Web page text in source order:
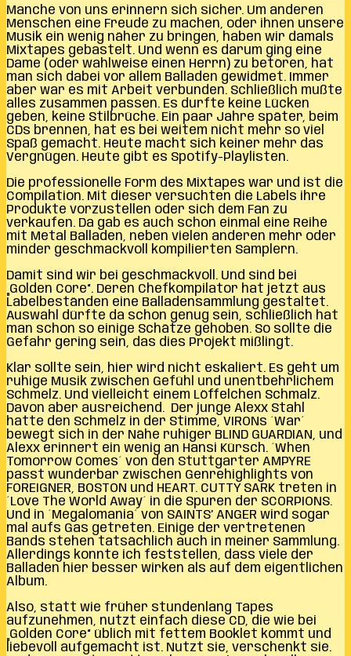
Manche von uns erinnern sich sicher. Um anderen
Menschen eine Freude zu machen, oder ihnen unsere
Musik ein wenig näher zu bringen, haben wir damals
Mixtapes gebastelt. Und wenn es darum ging eine
Dame (oder wahlweise einen Herrn) zu betören, hat
man sich dabei vor allem Balladen gewidmet. Immer
aber war es mit Arbeit verbunden. Schließlich mußte
alles zusammen passen. Es durfte keine Lücken
geben, keine Stilbrüche. Ein paar Jahre später, beim
CDs brennen, hat es bei weitem nicht mehr so viel
Spaß gemacht. Heute macht sich keiner mehr das
Vergnügen. Heute gibt es Spotify-Playlisten.
Die professionelle Form des Mixtapes war und ist die
Compilation. Mit dieser versuchten die Labels ihre
Produkte vorzustellen oder sich dem Fan zu
verkaufen. Da gab es auch schon einmal eine Reihe
mit Metal Balladen, neben vielen anderen mehr oder
minder geschmackvoll kompilierten Samplern.
Damit sind wir bei geschmackvoll. Und sind bei
„Golden Core“. Deren Chefkompilator hat jetzt aus
Labelbeständen eine Balladensammlung gestaltet.
Auswahl dürfte da schon genug sein, schließlich hat
man schon so einige Schätze gehoben. So sollte die
Gefahr gering sein, das dies Projekt mißlingt.
Klar sollte sein, hier wird nicht eskaliert. Es geht um
ruhige Musik zwischen Gefühl und unentbehrlichem
Schmelz. Und vielleicht einem Löffelchen Schmalz.
Davon aber ausreichend. Der junge Alexx Stahl
hatte den Schmelz in der Stimme, VIRONs ´War´
bewegt sich in der Nähe ruhiger BLIND GUARDIAN, und
Alexx erinnert ein wenig an Hansi Kürsch. ´When
Tomorrow Comes´ von den Stuttgarter AMPYRE
passt wunderbar zwischen Genrehighlights von
FOREIGNER, BOSTON und HEART. CUTTY SARK treten in
´Love The World Away´ in die Spuren der SCORPIONS.
Und in ´Megalomania´ von SAINTS’ ANGER wird sogar
mal aufs Gas getreten. Einige der vertretenen
Bands stehen tatsächlich auch in meiner Sammlung.
Allerdings konnte ich feststellen, dass viele der
Balladen hier besser wirken als auf dem eigentlichen
Album.
Also, statt wie früher stundenlang Tapes
aufzunehmen, nutzt einfach diese CD, die wie bei
„Golden Core“ üblich mit fettem Booklet kommt und
liebevoll aufgemacht ist. Nutzt sie, verschenkt sie.